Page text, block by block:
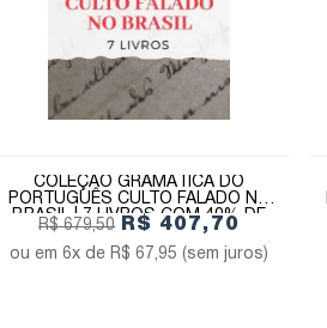
COLEÇÃO GRAMÁTICA DO
PORTUGUÊS CULTO FALADO NO
BRASIL | 7 LIVROS COM 40% DE
DESCONTO
R$ 679,50 R$ 407,70
6x de R$ 67,95 (sem juros)